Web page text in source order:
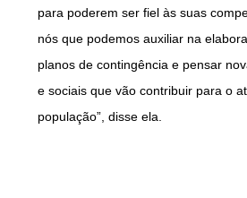
para poderem ser fiel às suas
nós que podemos auxiliar na
planos de contingência e pensar
e sociais que vão contribuir para o
população”, disse ela.